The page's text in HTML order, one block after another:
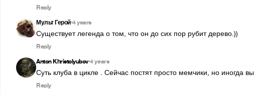
Reply
Мульт Герой•4 years
Существует легенда о том, что он до сих пор рубит дерево.))
Reply
Anton Khristolyubov•4 years
Суть клуба в цикле . Сейчас постят просто мемчики, но иногда
Reply